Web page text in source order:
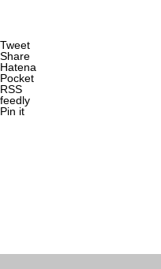
Tweet
Share
Hatena
Pocket
RSS
feedly
Pin it